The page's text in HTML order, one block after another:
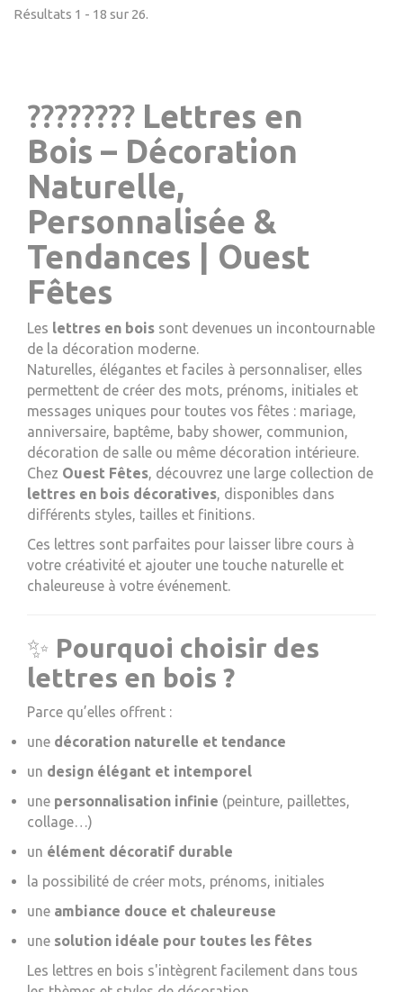
Résultats 1 - 18 sur 26.
???????? Lettres en
Bois – Décoration
Naturelle,
Personnalisée &
Tendances | Ouest
Fêtes
Les lettres en bois sont devenues un incontournable
de la décoration moderne.
Naturelles, élégantes et faciles à personnaliser, elles
permettent de créer des mots, prénoms, initiales et
messages uniques pour toutes vos fêtes : mariage,
anniversaire, baptême, baby shower, communion,
décoration de salle ou même décoration intérieure.
Chez Ouest Fêtes, découvrez une large collection de
lettres en bois décoratives, disponibles dans
différents styles, tailles et finitions.
Ces lettres sont parfaites pour laisser libre cours à
votre créativité et ajouter une touche naturelle et
chaleureuse à votre événement.
✨ Pourquoi choisir des
lettres en bois ?
Parce qu’elles offrent :
une décoration naturelle et tendance
un design élégant et intemporel
une personnalisation infinie (peinture, paillettes,
collage…)
un élément décoratif durable
la possibilité de créer mots, prénoms, initiales
une ambiance douce et chaleureuse
une solution idéale pour toutes les fêtes
Les lettres en bois s'intègrent facilement dans tous